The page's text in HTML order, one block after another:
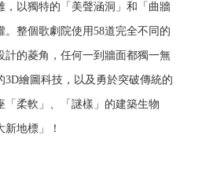
，以獨特的「美聲涵洞」和「曲牆
整個歌劇院使用58道完全不同的
計的菱角，任何一到牆面都獨一無
繪圖科技，以及勇於突破傳統的
「柔軟」、「謎樣」的建築生物
地標」！